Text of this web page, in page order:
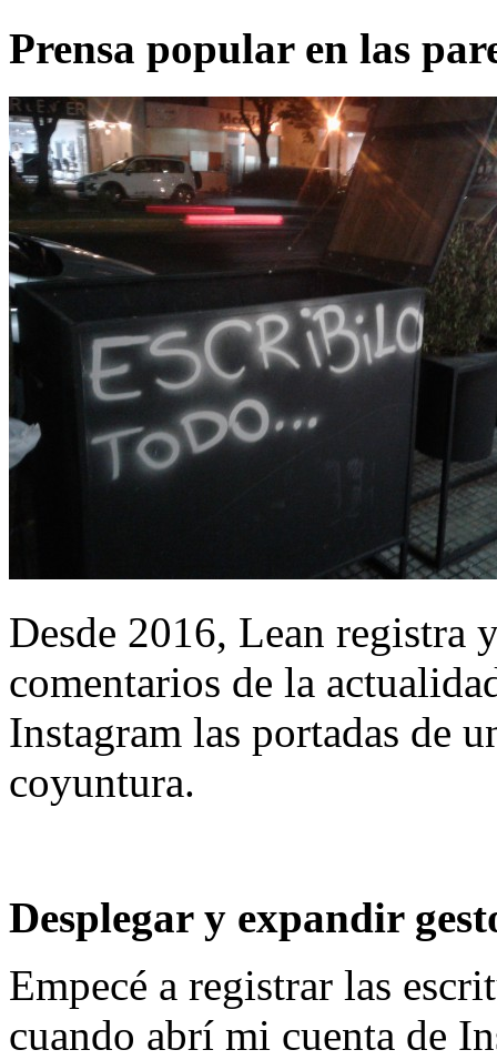
Prensa popular en las
Desde 2016, Lean registra
comentarios de la
Instagram las portadas de
coyuntura.
Desplegar y expandir
Empecé a registrar las
cuando abrí mi cuenta de